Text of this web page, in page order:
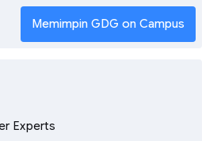
Memimpin GDG on Campus
Experts